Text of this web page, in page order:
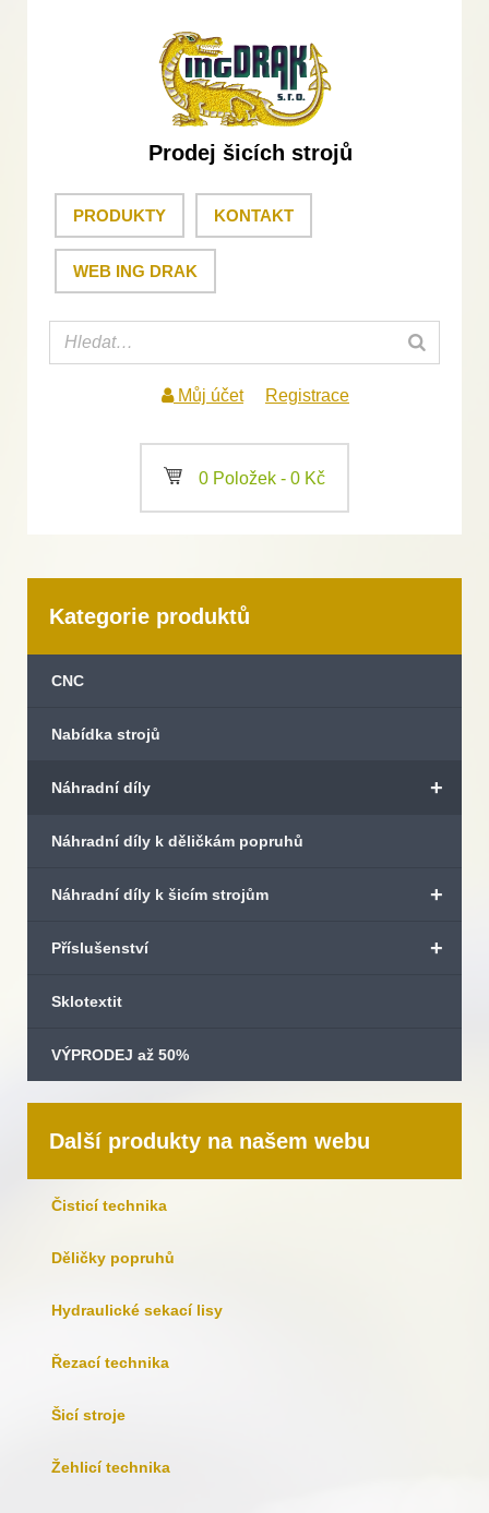
Prodej šicích strojů
PRODUKTY KONTAKT
WEB ING DRAK
Můj účet Registrace
a 0 Položek - 0 Kč
Kategorie produktů
CNC
Nabídka strojů
+
Náhradní díly
Náhradní díly k děličkám popruhů
+
Náhradní díly k šicím strojům
+
Příslušenství
Sklotextit
VÝPRODEJ až 50%
Další produkty na našem webu
Čisticí technika
Děličky popruhů
Hydraulické sekací lisy
Řezací technika
Šicí stroje
Žehlicí technika